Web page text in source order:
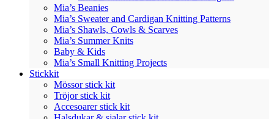
Mia’s Beanies
Mia’s Sweater and Cardigan Knitting Patterns
Mia’s Shawls, Cowls & Scarves
Mia’s Summer Knits
Baby & Kids
Mia’s Small Knitting Projects
Stickkit
Mössor stick kit
Tröjor stick kit
Accesoarer stick kit